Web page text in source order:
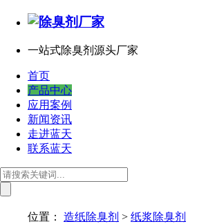
一站式除臭剂源头厂家
首页
产品中心
应用案例
新闻资讯
走进蓝天
联系蓝天
位置： 造纸除臭剂 > 纸浆除臭剂